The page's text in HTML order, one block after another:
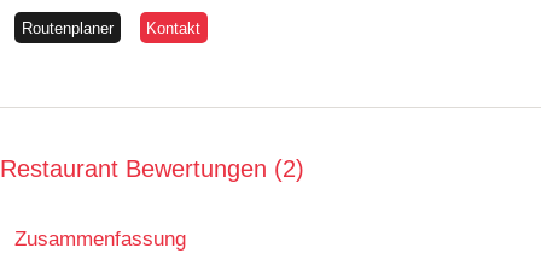
Routenplaner Kontakt
Restaurant Bewertungen 2
Zusammenfassung